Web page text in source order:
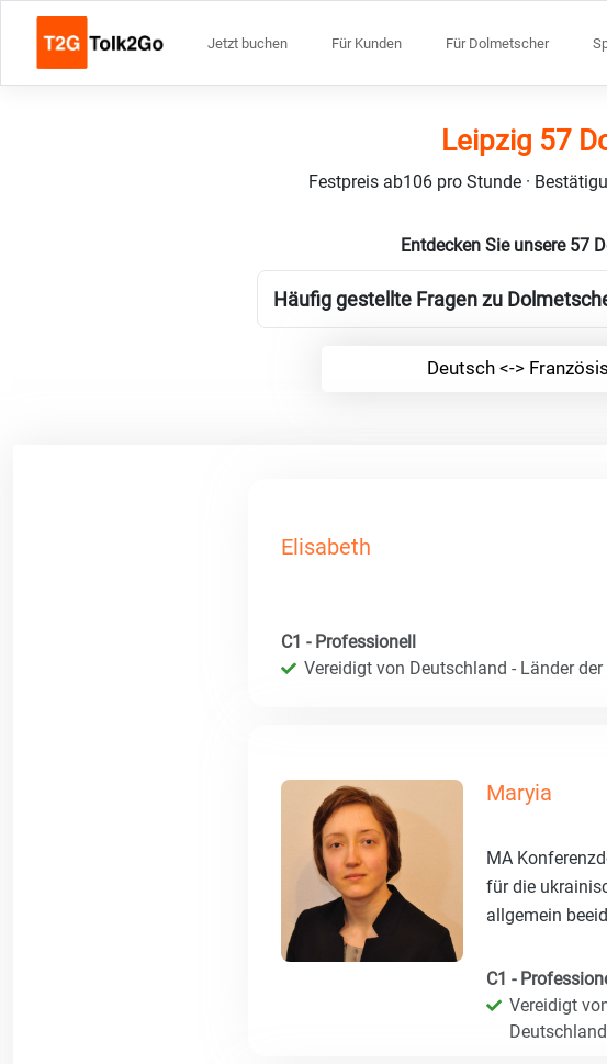
Jetzt buchen Für Kunden Für Dolmetscher
Leipzig 57
Festpreis ab106 pro Stunde ·
Entdecken Sie unsere 57
Häufig gestellte Fragen zu
Deutsch <->
Elisabeth
C1 - Professionell
Vereidigt von Deutschland - Länder
Maryia
MA
für die
allgemein
C1 -
Vereidigt
Deutschland